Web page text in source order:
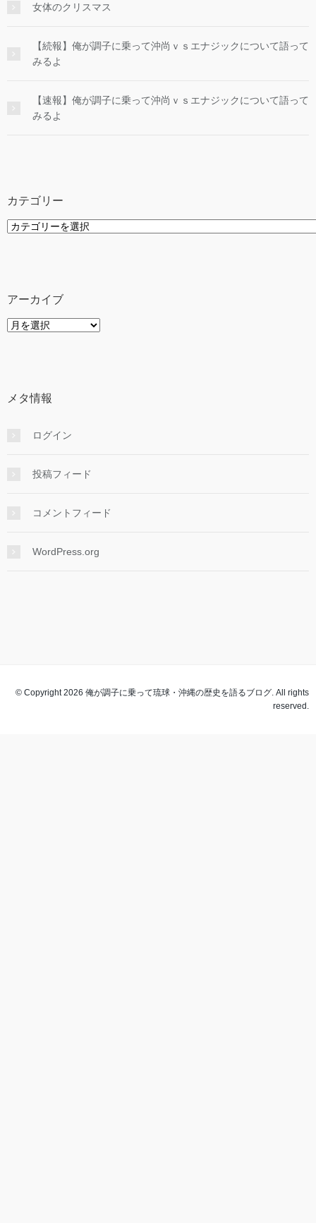
女体のクリスマス
【続報】俺が調子に乗って沖尚ｖｓエナジックについて語って
みるよ
【速報】俺が調子に乗って沖尚ｖｓエナジックについて語って
みるよ
カテゴリー
カ
アーカイブ
ア
メタ情報
ログイン
投稿フィード
コメントフィード
WordPress.org
© Copyright 2026 俺が調子に乗って琉球・沖縄の歴史を語るブログ. All rights
reserved.